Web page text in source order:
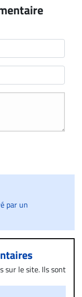
par un
sur le site. Ils sont